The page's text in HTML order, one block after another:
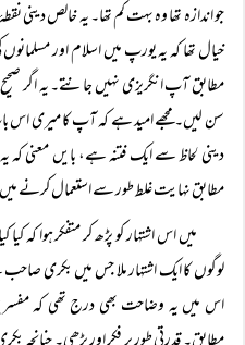
جو اندازہ تھا وہ بہت کم تھا۔ یہ خالص
خیال تھا کہ یہ یورپ میں اسلام اور
مطابق آپ انگریزی نہیں جانتے۔ یہ اگر
سن لیں۔ مجھے امید ہے کہ آپ کا میری
دینی لحاظ سے ایک فتنہ ہے، بایں معنی
مطابق نهایت غلط طور سے استعمال کرنے
میں اس اشتہار کو پڑھ کر متفکر ہوا کہ
لوگوں کا ایک اشتہار ملا جس میں بکری
اس میں یہ وضاحت بھی درج تھی کہ